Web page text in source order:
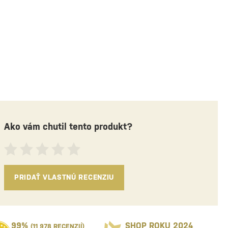
Ako vám chutil tento produkt?
PRIDAŤ VLASTNÚ RECENZIU
99% (11 978 RECENZIÍ) SHOP ROKU 2024